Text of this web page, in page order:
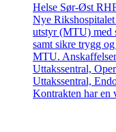
Helse Sør-Øst
Nye
utstyr (MTU) med
samt sikre trygg
MTU.
Uttakssentral,
Uttakssentral,
Kontrakten har en